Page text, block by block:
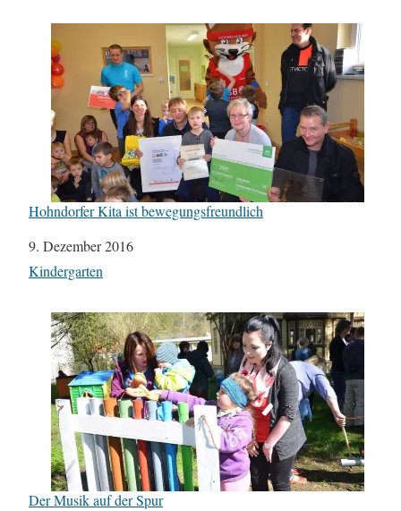
Hohndorfer Kita ist bewegungsfreundlich
Datum
9. Dezember 2016
In Bezug auf
Kindergarten
Der Musik auf der Spur